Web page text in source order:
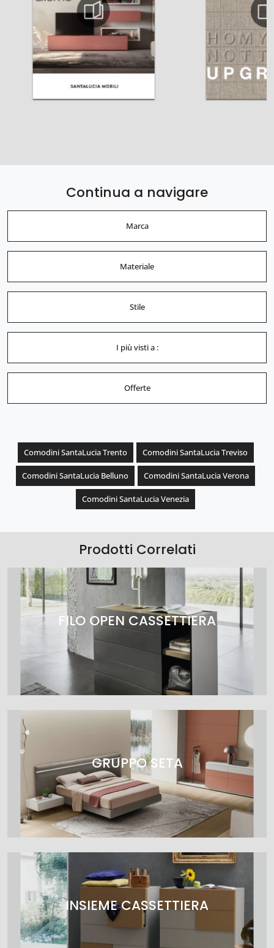
Continua a navigare
Marca
Materiale
Stile
I più visti a :
Offerte
Comodini SantaLucia Trento Comodini SantaLucia Treviso
Comodini SantaLucia Belluno Comodini SantaLucia Verona
Comodini SantaLucia Venezia
Prodotti Correlati
FILO OPEN CASSETTIERA
GRUPPO SETA
INSIEME CASSETTIERA